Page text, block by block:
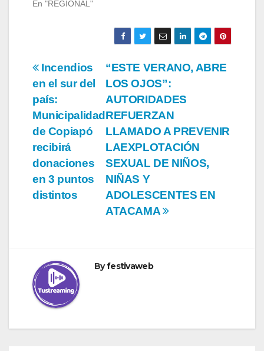
En "REGIONAL"
Navegación
de
entradas
“ESTE VERANO, ABRE
LOS OJOS”:
AUTORIDADES
REFUERZAN
LLAMADO A PREVENIR
LAEXPLOTACIÓN
SEXUAL DE NIÑOS,
NIÑAS Y
ADOLESCENTES EN
ATACAMA
Incendios
en el sur del
país:
Municipalidad
de Copiapó
recibirá
donaciones
en 3 puntos
distintos
Byfestivaweb